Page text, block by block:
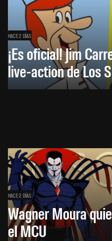
HACE 2 DÍAS
¡Es oficial! Jim
live-action de Los
HACE 2 DÍAS
Wagner Moura
el MCU